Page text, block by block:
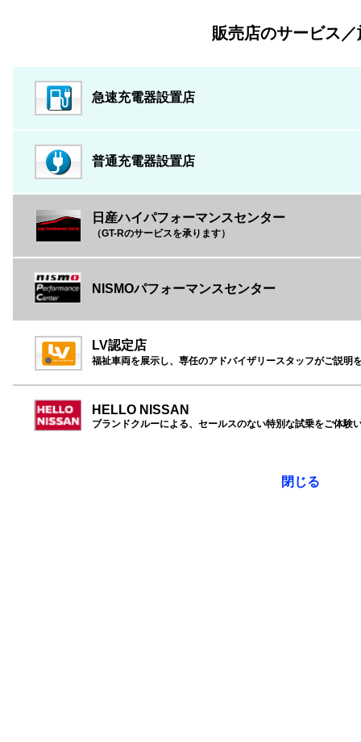
販売店のサービス／
急速充電器設置店
普通充電器設置店
日産ハイパフォーマンスセンター
（GT-Rのサービスを承ります）
NISMOパフォーマンスセンター
LV認定店
福祉車両を展示し、専任のアドバイザリースタッフがご説明
HELLO NISSAN
ブランドクルーによる、セールスのない特別な試乗をご体験
閉じる